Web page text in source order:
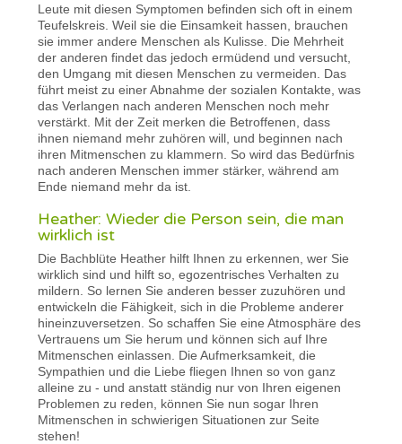
Leute mit diesen Symptomen befinden sich oft in einem
Teufelskreis. Weil sie die Einsamkeit hassen, brauchen
sie immer andere Menschen als Kulisse. Die Mehrheit
der anderen findet das jedoch ermüdend und versucht,
den Umgang mit diesen Menschen zu vermeiden. Das
führt meist zu einer Abnahme der sozialen Kontakte, was
das Verlangen nach anderen Menschen noch mehr
verstärkt. Mit der Zeit merken die Betroffenen, dass
ihnen niemand mehr zuhören will, und beginnen nach
ihren Mitmenschen zu klammern. So wird das Bedürfnis
nach anderen Menschen immer stärker, während am
Ende niemand mehr da ist.
Heather: Wieder die Person sein, die man
wirklich ist
Die Bachblüte Heather hilft Ihnen zu erkennen, wer Sie
wirklich sind und hilft so, egozentrisches Verhalten zu
mildern. So lernen Sie anderen besser zuzuhören und
entwickeln die Fähigkeit, sich in die Probleme anderer
hineinzuversetzen. So schaffen Sie eine Atmosphäre des
Vertrauens um Sie herum und können sich auf Ihre
Mitmenschen einlassen. Die Aufmerksamkeit, die
Sympathien und die Liebe fliegen Ihnen so von ganz
alleine zu - und anstatt ständig nur von Ihren eigenen
Problemen zu reden, können Sie nun sogar Ihren
Mitmenschen in schwierigen Situationen zur Seite
stehen!